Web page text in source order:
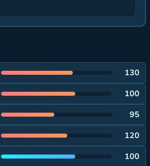
130
100
95
120
100